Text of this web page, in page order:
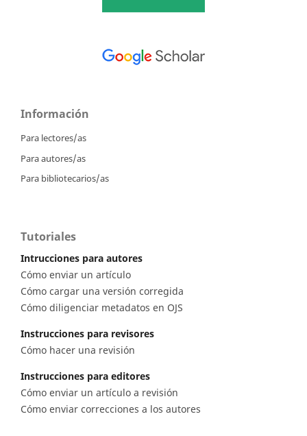
Información
Para lectores/as
Para autores/as
Para bibliotecarios/as
Tutoriales
Intrucciones para autores
Cómo enviar un artículo
Cómo cargar una versión corregida
Cómo diligenciar metadatos en OJS
Instrucciones para revisores
Cómo hacer una revisión
Instrucciones para editores
Cómo enviar un artículo a revisión
Cómo enviar correcciones a los autores